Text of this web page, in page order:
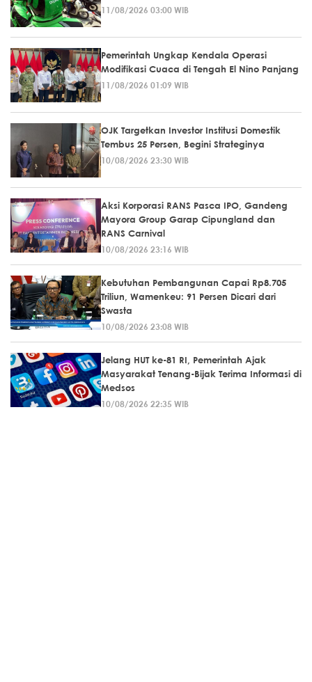
11/08/2026 03:00 WIB
Pemerintah Ungkap Kendala Operasi
Modifikasi Cuaca di Tengah El Nino Panjang
11/08/2026 01:09 WIB
OJK Targetkan Investor Institusi Domestik
Tembus 25 Persen, Begini Strateginya
10/08/2026 23:30 WIB
Aksi Korporasi RANS Pasca IPO, Gandeng
Mayora Group Garap Cipungland dan
RANS Carnival
10/08/2026 23:16 WIB
Kebutuhan Pembangunan Capai Rp8.705
Triliun, Wamenkeu: 91 Persen Dicari dari
Swasta
10/08/2026 23:08 WIB
Jelang HUT ke-81 RI, Pemerintah Ajak
Masyarakat Tenang-Bijak Terima Informasi di
Medsos
10/08/2026 22:35 WIB